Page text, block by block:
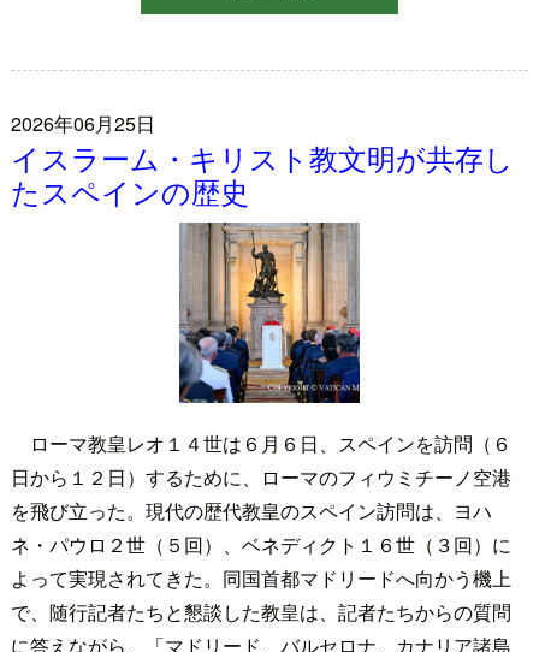
2026年06月25日
イスラーム・キリスト教文明が共存し
たスペインの歴史
ローマ教皇レオ１４世は６月６日、スペインを訪問（６
日から１２日）するために、ローマのフィウミチーノ空港
を飛び立った。現代の歴代教皇のスペイン訪問は、ヨハ
ネ・パウロ２世（５回）、ベネディクト１６世（３回）に
よって実現されてきた。同国首都マドリードへ向かう機上
で、随行記者たちと懇談した教皇は、記者たちからの質問
に答えながら、「マドリード、バルセロナ、カナリア諸島